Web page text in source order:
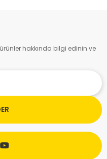
hakkında bilgi edinin ve